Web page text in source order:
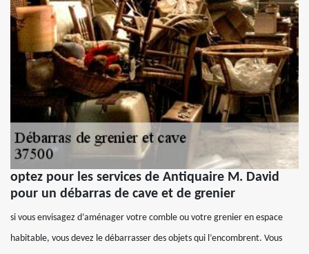
optez pour les services de Antiquaire M. David
pour un débarras de cave et de grenier
si vous envisagez d’aménager votre comble ou votre grenier en espace
habitable, vous devez le débarrasser des objets qui l’encombrent. Vous